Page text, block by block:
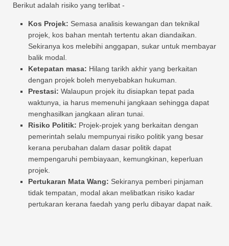
Berikut adalah risiko yang terlibat -
Kos Projek: Semasa analisis kewangan dan teknikal
projek, kos bahan mentah tertentu akan diandaikan.
Sekiranya kos melebihi anggapan, sukar untuk membayar
balik modal.
Ketepatan masa: Hilang tarikh akhir yang berkaitan
dengan projek boleh menyebabkan hukuman.
Prestasi: Walaupun projek itu disiapkan tepat pada
waktunya, ia harus memenuhi jangkaan sehingga dapat
menghasilkan jangkaan aliran tunai.
Risiko Politik: Projek-projek yang berkaitan dengan
pemerintah selalu mempunyai risiko politik yang besar
kerana perubahan dalam dasar politik dapat
mempengaruhi pembiayaan, kemungkinan, keperluan
projek.
Pertukaran Mata Wang: Sekiranya pemberi pinjaman
tidak tempatan, modal akan melibatkan risiko kadar
pertukaran kerana faedah yang perlu dibayar dapat naik.